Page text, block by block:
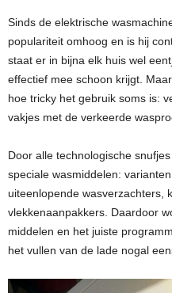
Sinds de elektrische
populariteit omhoog en is hij
staat er in bijna elk huis wel
effectief mee schoon krijgt.
hoe tricky het gebruik soms is:
vakjes met de verkeerde
Door alle technologische
speciale wasmiddelen:
uiteenlopende wasverzachters,
vlekkenaanpakkers. Daardoor
middelen en het juiste
het vullen van de lade nogal